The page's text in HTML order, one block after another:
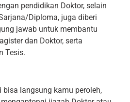
pendidikan Doktor, selain
Diploma, juga diberi
jawab untuk membantu
dan Doktor, serta
Tesis.
langsung kamu peroleh,